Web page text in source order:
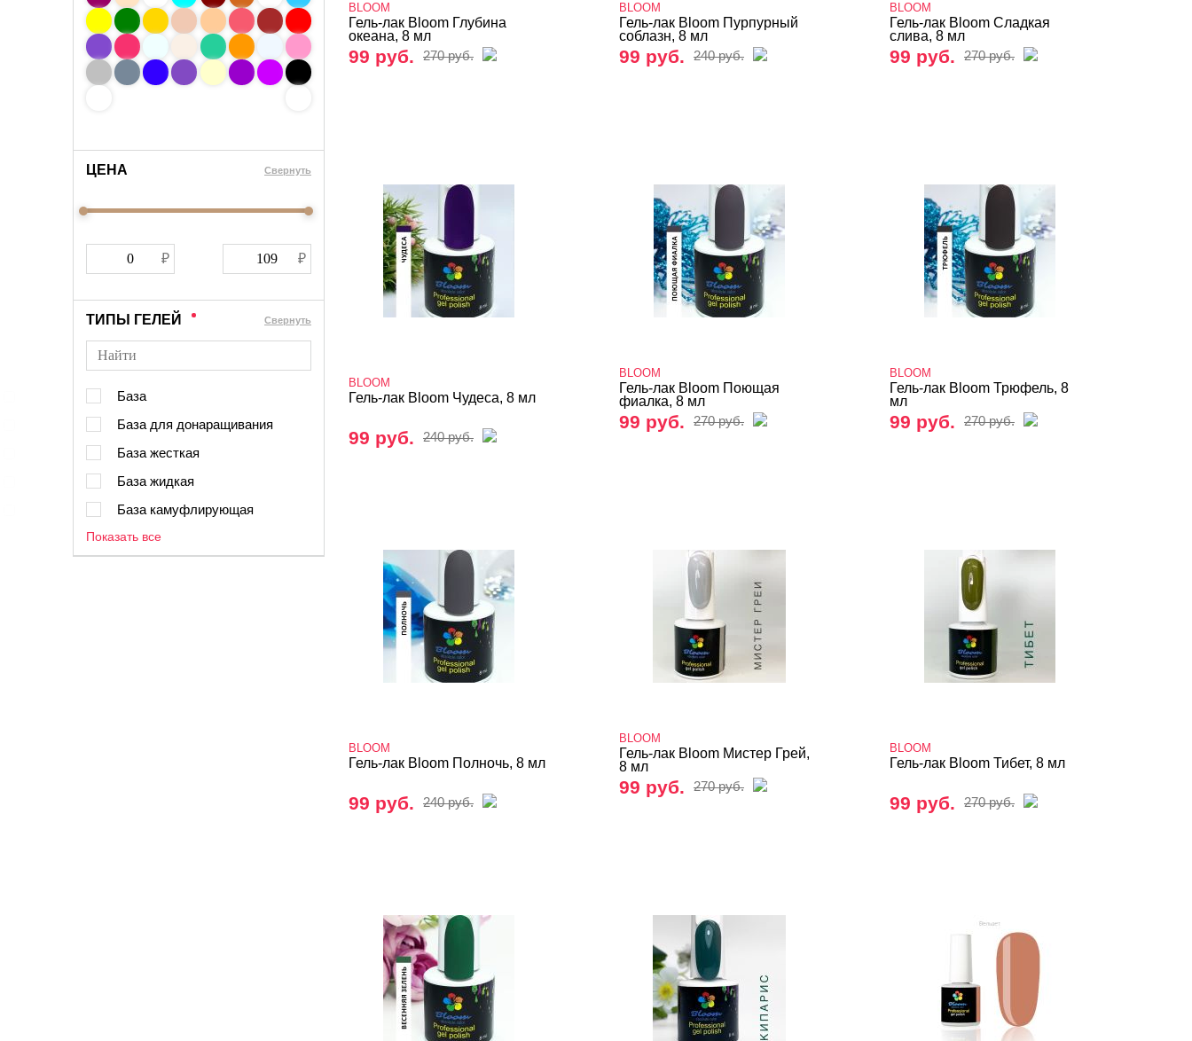
ЦЕНА Cвернуть
ТИПЫ ГЕЛЕЙ Cвернуть
База
База для донаращивания
База жесткая
База жидкая
База камуфлирующая
Показать все
BLOOM
Гель-лак Bloom Глубина
океана, 8 мл
99 руб. 270 руб.
BLOOM
Гель-лак Bloom Пурпурный
соблазн, 8 мл
99 руб. 240 руб.
BLOOM
Гель-лак Bloom Сладкая
слива, 8 мл
99 руб. 270 руб.
BLOOM
Гель-лак Bloom Чудеса, 8 мл
99 руб. 240 руб.
BLOOM
Гель-лак Bloom Поющая
фиалка, 8 мл
99 руб. 270 руб.
BLOOM
Гель-лак Bloom Трюфель, 8
мл
99 руб. 270 руб.
BLOOM
Гель-лак Bloom Полночь, 8 мл
99 руб. 240 руб.
BLOOM
Гель-лак Bloom Мистер Грей,
8 мл
99 руб. 270 руб.
BLOOM
Гель-лак Bloom Тибет, 8 мл
99 руб. 270 руб.